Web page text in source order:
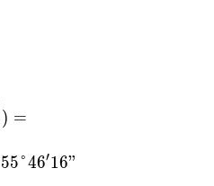
) =
55°46′16"